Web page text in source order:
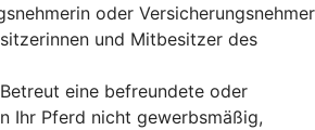
oder Versicherungsnehmer
und Mitbesitzer des
eine befreundete oder
Ihr Pferd nicht gewerbsmäßig,